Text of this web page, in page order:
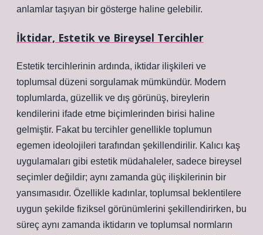
anlamlar taşıyan bir gösterge haline gelebilir.
İktidar, Estetik ve Bireysel Tercihler
Estetik tercihlerinin ardında, iktidar ilişkileri ve
toplumsal düzeni sorgulamak mümkündür. Modern
toplumlarda, güzellik ve dış görünüş, bireylerin
kendilerini ifade etme biçimlerinden birisi haline
gelmiştir. Fakat bu tercihler genellikle toplumun
egemen ideolojileri tarafından şekillendirilir. Kalıcı kaş
uygulamaları gibi estetik müdahaleler, sadece bireysel
seçimler değildir; aynı zamanda güç ilişkilerinin bir
yansımasıdır. Özellikle kadınlar, toplumsal beklentilere
uygun şekilde fiziksel görünümlerini şekillendirirken, bu
süreç aynı zamanda iktidarın ve toplumsal normların